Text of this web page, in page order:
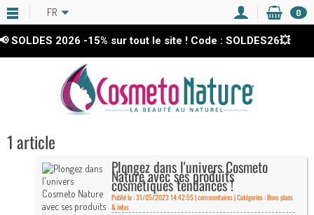
SOLDES 2026-15%sur tout le site ! Code : SOLDES26💥
FR 0
1 article
Plongez dans l'univers Cosmeto
Nature avec ses produits
cosmétiques tendances !
Publié le : 31/05/2023 14:42:55 |commentaires | Catégories :Bons plans
& infos